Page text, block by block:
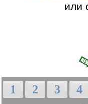
или
1 2 3 4